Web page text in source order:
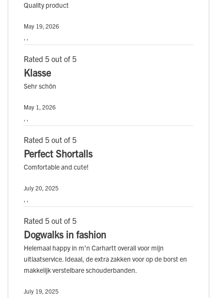
Quality product
May 19, 2026
, ,
Rated 5 out of 5
Klasse
Sehr schön
May 1, 2026
, ,
Rated 5 out of 5
Perfect Shortalls
Comfortable and cute!
July 20, 2025
, ,
Rated 5 out of 5
Dogwalks in fashion
Helemaal happy in m’n Carhartt overall voor mijn
uitlaatservice. Ideaal, de extra zakken voor op de borst en
makkelijk verstelbare schouderbanden.
July 19, 2025